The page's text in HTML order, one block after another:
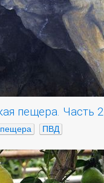
пещера. Часть 2
пещера ПВД